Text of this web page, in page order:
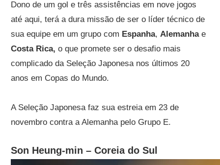
Dono de um gol e três assistências em nove jogos
até aqui, terá a dura missão de ser o líder técnico de
sua equipe em um grupo com Espanha,Alemanhae
Costa Rica,o que promete ser o desafio mais
complicado da Seleção Japonesa nos últimos 20
anos em Copas do Mundo.
A Seleção Japonesa faz sua estreia em 23 de
novembro contra a Alemanha pelo Grupo E.
Son Heung-min – Coreia do Sul